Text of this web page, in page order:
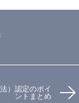
）認定のポイ
ントまとめ